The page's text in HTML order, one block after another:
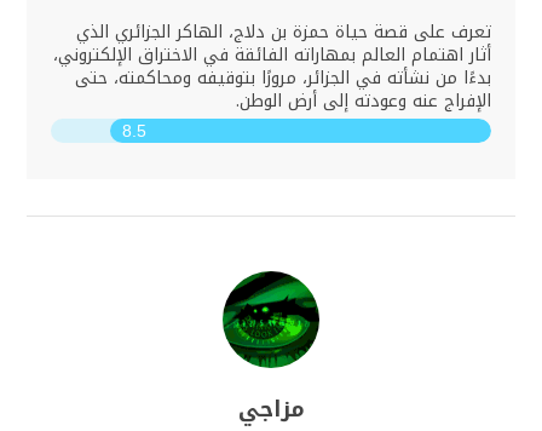
تعرف على قصة حياة حمزة بن دلاج، الهاكر الجزائري الذي
أثار اهتمام العالم بمهاراته الفائقة في الاختراق الإلكتروني،
بدءًا من نشأته في الجزائر، مرورًا بتوقيفه ومحاكمته، حتى
الإفراج عنه وعودته إلى أرض الوطن.
8.5
مزاجي